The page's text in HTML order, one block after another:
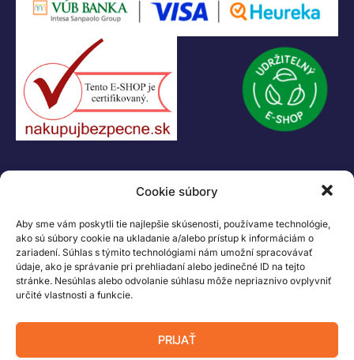
Cookie súbory
Aby sme vám poskytli tie najlepšie skúsenosti, používame technológie,
ako sú súbory cookie na ukladanie a/alebo prístup k informáciám o
zariadení. Súhlas s týmito technológiami nám umožní spracovávať
údaje, ako je správanie pri prehliadaní alebo jedinečné ID na tejto
stránke. Nesúhlas alebo odvolanie súhlasu môže nepriaznivo ovplyvniť
určité vlastnosti a funkcie.
PRIJAŤ
+421 907 919 608
legacik@legacik.sk
Legáčik s.r.o
Hrnčiarska 2/A
04001 Košice
IČ DPH: SK2023978330